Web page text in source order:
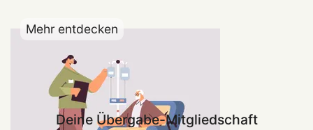
Mehr entdecken
Deine Übergabe-Mitgliedschaft